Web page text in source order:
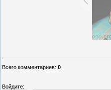
Всего комментариев: 0
Войдите: